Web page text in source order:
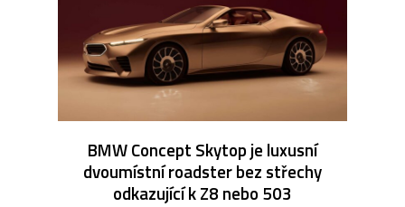
BMW Concept Skytop je luxusní
dvoumístní roadster bez střechy
odkazující k Z8 nebo 503